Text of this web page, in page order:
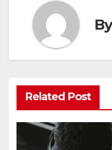
Related Post